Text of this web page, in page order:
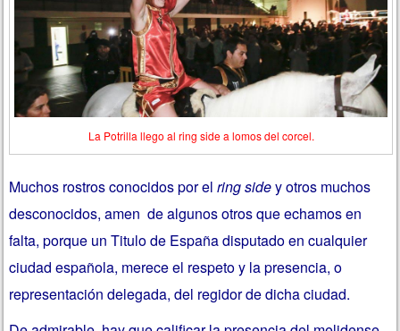
La Potrilla llego al ring side a lomos del corcel.
Muchos rostros conocidos por elring sidey otros muchos
desconocidos, amen de algunos otros que echamos en
falta, porque un Titulo de España disputado en cualquier
ciudad española, merece el respeto y la presencia, o
representación delegada, del regidor de dicha ciudad.